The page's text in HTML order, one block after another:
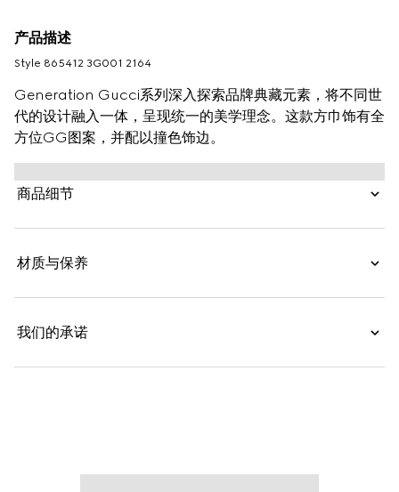
产品描述
Style ‎865412 3G001 2164
Generation Gucci系列深入探索品牌典藏元素，将不同世
代的设计融入一体，呈现统一的美学理念。这款方巾饰有全
方位GG图案，并配以撞色饰边。
商品细节
材质与保养
我们的承诺